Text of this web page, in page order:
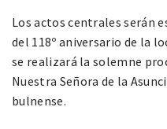
Los actos centrales serán
del 118º aniversario de la
se realizará la solemne
Nuestra Señora de la
bulnense.